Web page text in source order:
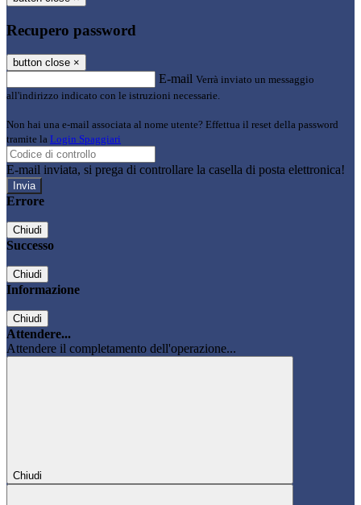
Recupero password
button close ×
E-mail Verrà inviato un messaggio
all'indirizzo indicato con le istruzioni necessarie.
Non hai una e-mail associata al nome utente? Effettua il reset della password
tramite la Login Spaggiari
E-mail inviata, si prega di controllare la casella di posta elettronica!
Errore
Chiudi
Successo
Chiudi
Informazione
Chiudi
Attendere...
Attendere il completamento dell'operazione...
Chiudi